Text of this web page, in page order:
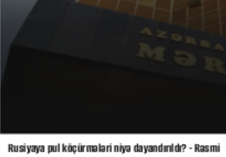
Rusiyaya pul köçürmələri niyə dayandırıldı? - Rəsmi